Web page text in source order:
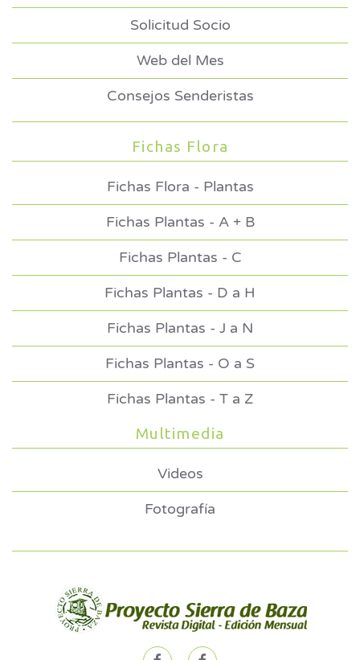
Solicitud Socio
Web del Mes
Consejos Senderistas
Fichas Flora
Fichas Flora - Plantas
Fichas Plantas - A + B
Fichas Plantas - C
Fichas Plantas - D a H
Fichas Plantas - J a N
Fichas Plantas - O a S
Fichas Plantas - T a Z
Multimedia
Videos
Fotografía